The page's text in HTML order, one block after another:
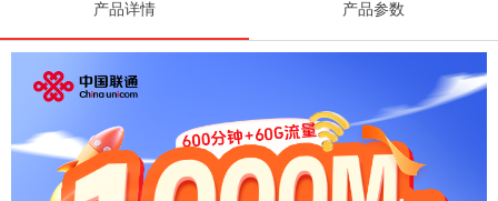
产品详情 产品参数